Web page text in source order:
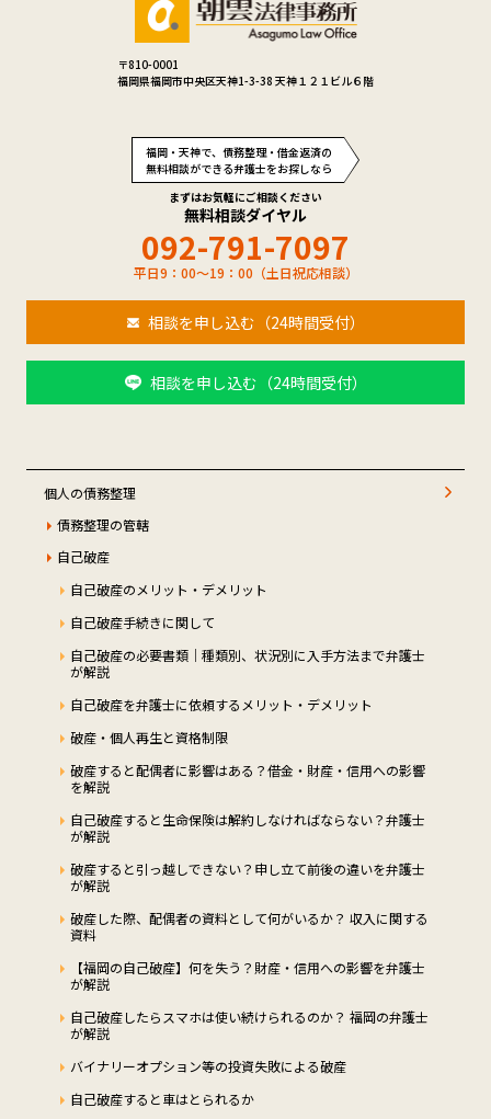
〒810-0001
福岡県福岡市中央区天神1-3-38 天神１２１ビル６階
福岡・天神で、債務整理・借金返済の
無料相談ができる弁護士をお探しなら
まずはお気軽にご相談ください
無料相談ダイヤル
092-791-7097
平日9：00～19：00（土日祝応相談）
相談を申し込む（24時間受付）
相談を申し込む（24時間受付）
個人の債務整理
債務整理の管轄
自己破産
自己破産のメリット・デメリット
自己破産手続きに関して
自己破産の必要書類｜種類別、状況別に入手方法まで弁護士
が解説
自己破産を弁護士に依頼するメリット・デメリット
破産・個人再生と資格制限
破産すると配偶者に影響はある？借金・財産・信用への影響
を解説
自己破産すると生命保険は解約しなければならない？弁護士
が解説
破産すると引っ越しできない？申し立て前後の違いを弁護士
が解説
破産した際、配偶者の資料として何がいるか？ 収入に関する
資料
【福岡の自己破産】何を失う？財産・信用への影響を弁護士
が解説
自己破産したらスマホは使い続けられるのか？ 福岡の弁護士
が解説
バイナリーオプション等の投資失敗による破産
自己破産すると車はとられるか